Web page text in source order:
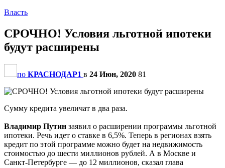
Власть
СРОЧНО! Условия льготной ипотеки
будут расширены
по КРАСНОДАР1 в 24 Июн, 2020 81
Сумму кредита увеличат в два раза.
Владимир Путин заявил о расширении программы льготной
ипотеки. Речь идет о ставке в 6,5%. Теперь в регионах взять
кредит по этой программе можно будет на недвижимость
стоимостью до шести миллионов рублей. А в Москве и
Санкт-Петербурге — до 12 миллионов, сказал глава